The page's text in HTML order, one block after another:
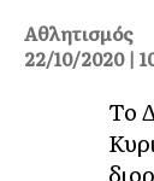
Αθλητισμός
22/10/2020 |
Το